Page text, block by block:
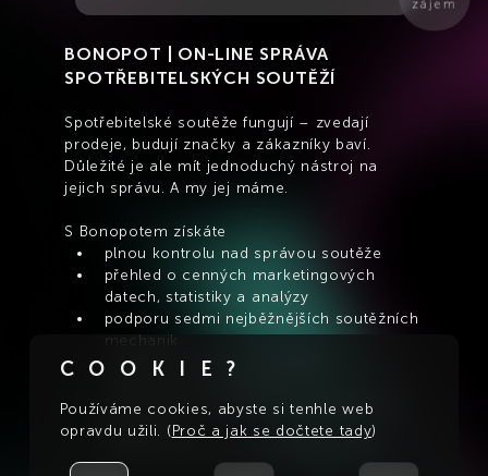
zájem
BONOPOT | ON-LINE SPRÁVA
SPOTŘEBITELSKÝCH SOUTĚŽÍ
Spotřebitelské soutěže fungují – zvedají
prodeje, budují značky a zákazníky baví.
Důležité je ale mít jednoduchý nástroj na
jejich správu. A my jej máme.
S Bonopotem získáte
plnou kontrolu nad správou soutěže
přehled o cenných marketingových
datech, statistiky a analýzy
podporu sedmi nejběžnějších soutěžních
mechanik
soutěžní microsite či website
pokročilé možnosti pro komunikaci se
soutěžícími
COOKIE?
Používáme cookies, abyste si tenhle web
opravdu užili. (Proč a jak se dočtete tady)